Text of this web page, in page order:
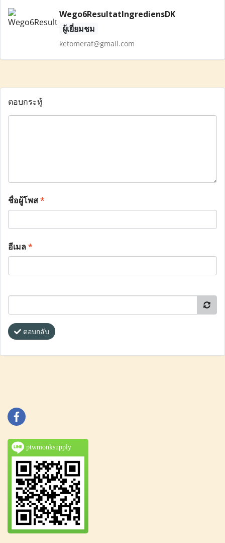
Wego6ResultatIngrediensDK
ผู้เยี่ยมชม
ketomeraf@gmail.com
ตอบกระทู้
ชื่อผู้โพส*
อีเมล*
ตอบกลับ
ptwmonksupply